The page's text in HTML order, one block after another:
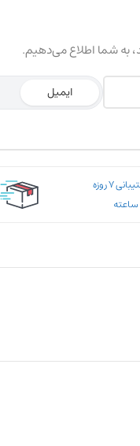
به شما اطلاع می‌دهیم.
ایمیل
پشتیبانی ۷ روزه